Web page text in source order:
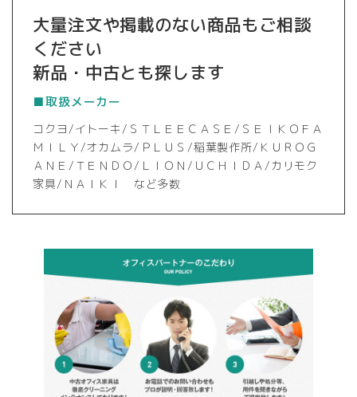
大量注文や掲載のない商品もご相談
ください
新品・中古とも探します
■取扱メーカー
コクヨ/イトーキ/ＳＴＬＥＥＣＡＳＥ/ＳＥＩＫＯＦＡ
ＭＩＬＹ/オカムラ/ＰＬＵＳ/稲葉製作所/ＫＵＲＯＧ
ＡＮＥ/ＴＥＮＤＯ/ＬＩＯＮ/ＵＣＨＩＤＡ/カリモク
家具/ＮＡＩＫＩ など多数